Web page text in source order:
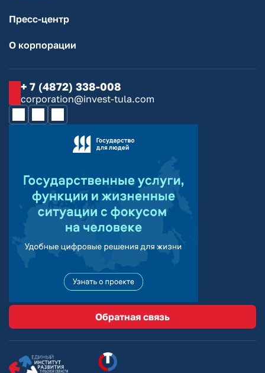
Пресс-центр
О корпорации
+ 7 (4872) 338-008
corporation@invest-tula.com
Обратная связь